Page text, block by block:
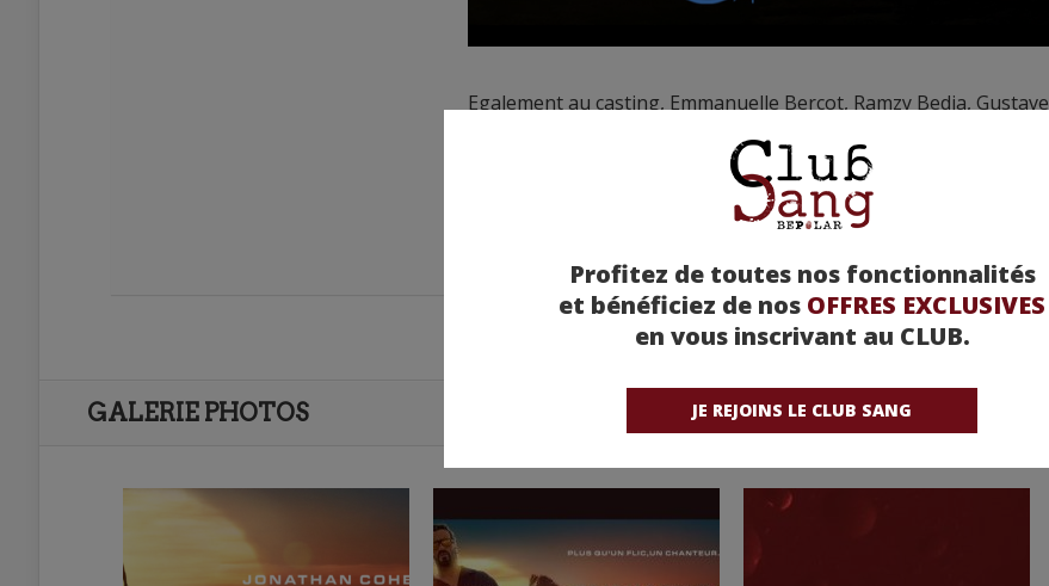
Profitez de toutes nos fonctionnalités
et bénéficiez de nos OFFRES EXCLUSIVES
en vous inscrivant au CLUB.
JE REJOINS LE CLUB SANG
Egalement au casting, Emmanuelle Bercot, Ramzy Bedia, Gustave
Rendez-vous le 8 septembre 2023 sur Amazon Prime Video
GALERIE PHOTOS